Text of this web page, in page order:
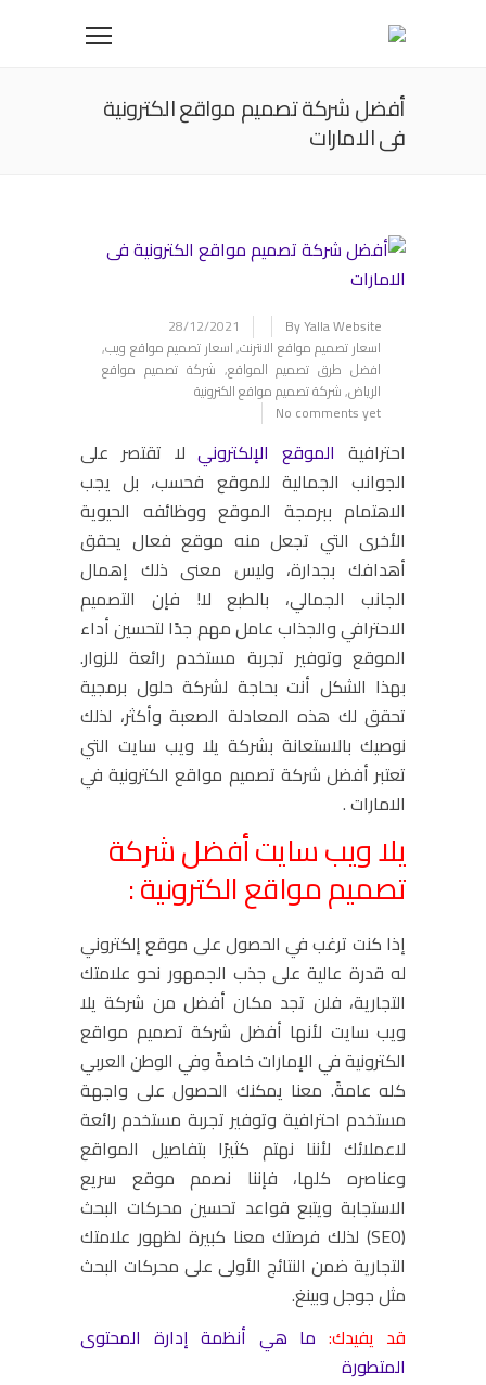
أفضل شركة تصميم مواقع الكترونية
فى الامارات
28/12/2021 By Yalla Website
No comments yet
اسعار تصميم مواقع الانترنت,اسعار تصميم مواقع ويب,
افضل طرق تصميم المواقع, شركة تصميم مواقع
الرياض,شركة تصميم مواقع الكترونية
احترافيةالموقع الإلكترونيلا تقتصر على
الجوانب الجمالية للموقع فحسب، بل يجب
الاهتمام ببرمجة الموقع ووظائفه الحيوية
الأخرى التي تجعل منه موقع فعال يحقق
أهدافك بجدارة، وليس معنى ذلك إهمال
الجانب الجمالي، بالطبع لا! فإن التصميم
الاحترافي والجذاب عامل مهم جدًا لتحسين أداء
الموقع وتوفير تجربة مستخدم رائعة للزوار.
بهذا الشكل أنت بحاجة لشركة حلول برمجية
تحقق لك هذه المعادلة الصعبة وأكثر، لذلك
نوصيك بالاستعانة بشركة يلا ويب سايت التي
تعتبر أفضل شركة تصميم مواقع الكترونية في
الامارات .
يلا ويب سايت أفضل شركة
تصميم مواقع الكترونية :
إذا كنت ترغب في الحصول على موقع إلكتروني
له قدرة عالية على جذب الجمهور نحو علامتك
التجارية، فلن تجد مكان أفضل من شركة يلا
ويب سايت لأنها أفضل شركة تصميم مواقع
الكترونية في الإمارات خاصةً وفي الوطن العربي
كله عامةً. معنا يمكنك الحصول على واجهة
مستخدم احترافية وتوفير تجربة مستخدم رائعة
لاعملائك لأننا نهتم كثيرًا بتفاصيل المواقع
وعناصره كلها، فإننا نصمم موقع سريع
الاستجابة ويتبع قواعد تحسين محركات البحث
(SEO) لذلك فرصتك معنا كبيرة لظهور علامتك
التجارية ضمن النتائج الأولى على محركات البحث
مثل جوجل وبينغ.
قد يفيدك: ما هي أنظمة إدارة المحتوى
المتطورة